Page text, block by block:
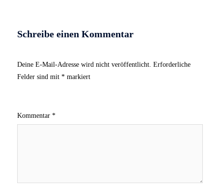
Schreibe einen Kommentar
Deine E-Mail-Adresse wird nicht veröffentlicht. Erforderliche
Felder sind mit * markiert
Kommentar *